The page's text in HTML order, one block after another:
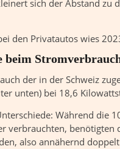
sich der Abstand zu
den Privatautos wies
beim
der in der Schweiz
unten) bei 18,6
Während die
verbrauchten, benötigten
also annähernd